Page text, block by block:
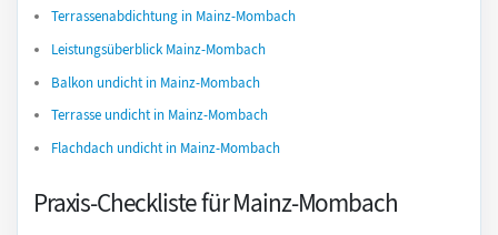
Terrassenabdichtung in Mainz-Mombach
Leistungsüberblick Mainz-Mombach
Balkon undicht in Mainz-Mombach
Terrasse undicht in Mainz-Mombach
Flachdach undicht in Mainz-Mombach
Praxis-Checkliste für Mainz-Mombach